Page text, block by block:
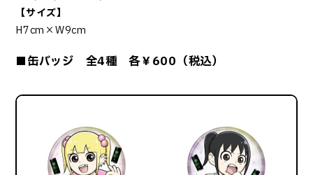
【サイズ】
H7cm×W9cm
■缶バッジ 全4種 各￥600（税込）